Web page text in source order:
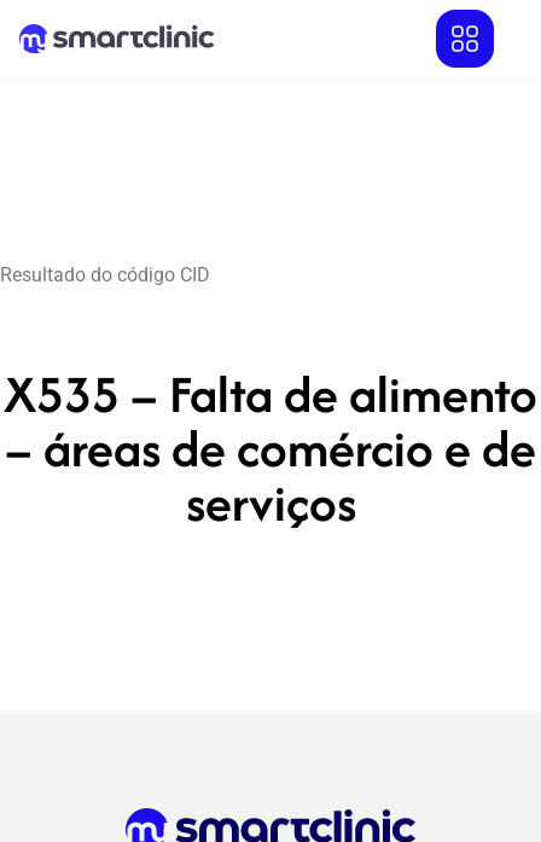
Resultado do código CID
X535 – Falta de alimento
– áreas de comércio e de
serviços